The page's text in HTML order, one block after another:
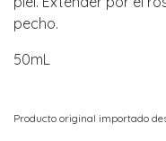
pecho.
50mL
Producto original importado